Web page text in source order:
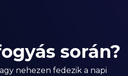
során?
nehezen fedezik a napi